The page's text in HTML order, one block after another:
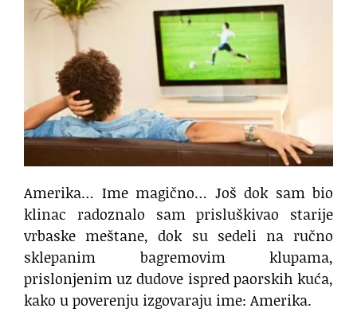
Amerika… Ime magično… Još dok sam bio
klinac radoznalo sam prisluškivao starije
vrbaske meštane, dok su sedeli na ručno
sklepanim bagremovim klupama,
prislonjenim uz dudove ispred paorskih kuća,
kako u poverenju izgovaraju ime: Amerika.